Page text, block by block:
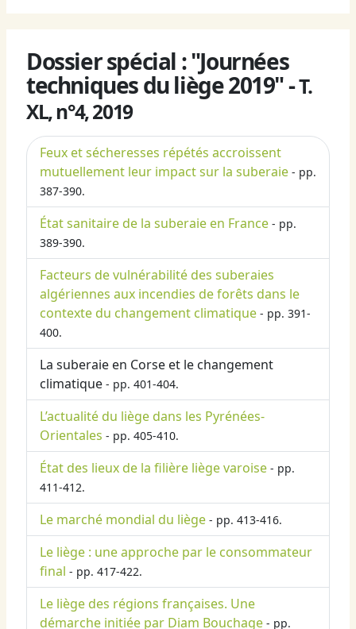
Dossier spécial : "Journées
techniques du liège 2019" -T.
XL, n°4, 2019
Feux et sécheresses répétés accroissent
mutuellement leur impact sur la suberaie - pp.
387-390.
État sanitaire de la suberaie en France - pp.
389-390.
Facteurs de vulnérabilité des suberaies
algériennes aux incendies de forêts dans le
contexte du changement climatique - pp. 391-
400.
La suberaie en Corse et le changement
climatique - pp. 401-404.
L’actualité du liège dans les Pyrénées-
Orientales - pp. 405-410.
État des lieux de la filière liège varoise - pp.
411-412.
Le marché mondial du liège - pp. 413-416.
Le liège : une approche par le consommateur
final - pp. 417-422.
Le liège des régions françaises. Une
démarche initiée par Diam Bouchage - pp.